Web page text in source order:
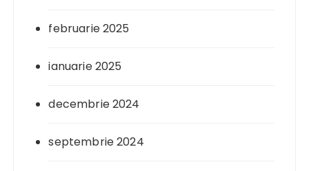
februarie 2025
ianuarie 2025
decembrie 2024
septembrie 2024